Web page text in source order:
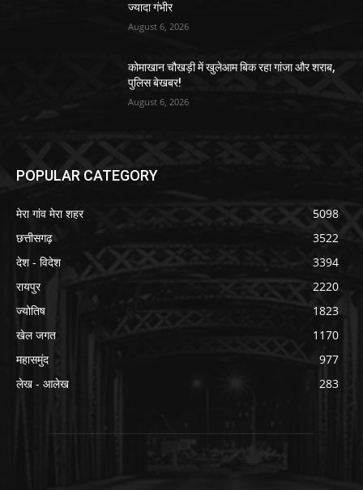
ज्यादा गंभीर
August 6, 2026
कोमाखान चौखड़ी में खुलेआम बिक रहा गांजा और शराब,
पुलिस बेखबर!
August 6, 2026
POPULAR CATEGORY
मेरा गांव मेरा शहर
5098
छत्तीसगढ़
3522
देश - विदेश
3394
रायपुर
2220
ज्योतिष
1823
खेल जगत
1170
महासमुंद
977
लेख - आलेख
283